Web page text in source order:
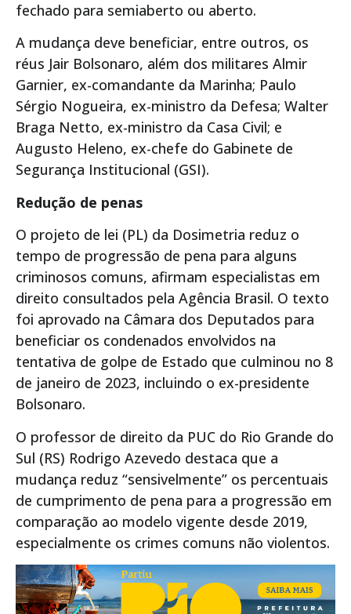
fechado para semiaberto ou aberto.
A mudança deve beneficiar, entre outros, os
réus Jair Bolsonaro, além dos militares Almir
Garnier, ex-comandante da Marinha; Paulo
Sérgio Nogueira, ex-ministro da Defesa; Walter
Braga Netto, ex-ministro da Casa Civil; e
Augusto Heleno, ex-chefe do Gabinete de
Segurança Institucional (GSI).
Redução de penas
O projeto de lei (PL) da Dosimetria reduz o
tempo de progressão de pena para alguns
criminosos comuns, afirmam especialistas em
direito consultados pela Agência Brasil. O texto
foi aprovado na Câmara dos Deputados para
beneficiar os condenados envolvidos na
tentativa de golpe de Estado que culminou no 8
de janeiro de 2023, incluindo o ex-presidente
Bolsonaro.
O professor de direito da PUC do Rio Grande do
Sul (RS) Rodrigo Azevedo destaca que a
mudança reduz “sensivelmente” os percentuais
de cumprimento de pena para a progressão em
comparação ao modelo vigente desde 2019,
especialmente os crimes comuns não violentos.